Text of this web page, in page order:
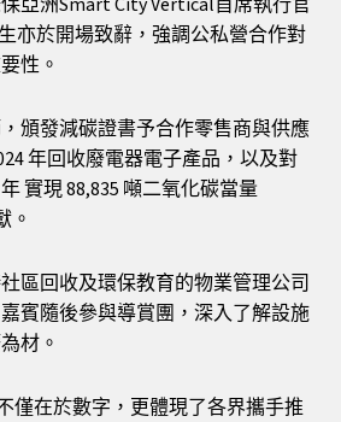
亦於開場致辭，強調公私營合作對
性。
頒發減碳證書予合作零售商與供應
年回收廢電器電子產品，以及對
年 實現 88,835 噸二氧化碳當量
。
區回收及環保教育的物業管理公司
賓隨後參與導賞團，深入了解設施
材。
僅在於數字，更體現了各界攜手推